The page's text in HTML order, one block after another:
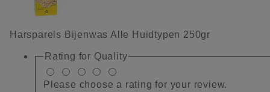
Harsparels Bijenwas Alle Huidtypen 250gr
Rating for Quality
Please choose a rating for your review.